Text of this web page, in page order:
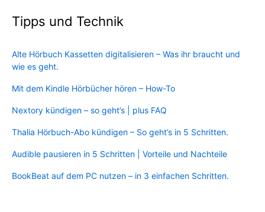
Tipps und Technik
Alte Hörbuch Kassetten digitalisieren – Was ihr braucht und
wie es geht.
Mit dem Kindle Hörbücher hören – How-To
Nextory kündigen – so geht’s | plus FAQ
Thalia Hörbuch-Abo kündigen – So geht’s in 5 Schritten.
Audible pausieren in 5 Schritten | Vorteile und Nachteile
BookBeat auf dem PC nutzen – in 3 einfachen Schritten.